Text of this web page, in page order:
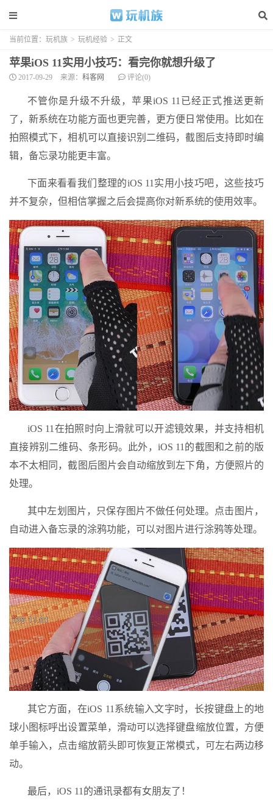
当前位置： 玩机族 > 玩机经验 > 正文
苹果iOS 11实用小技巧：看完你就想升级了
2017-09-29 来源： 科客网 评论(0)
不管你是升级不升级，苹果iOS 11已经正式推送更新
了，新系统在功能方面也更完善，更方便日常使用。比如在
拍照模式下，相机可以直接识别二维码，截图后支持即时编
辑，备忘录功能更丰富。
下面来看看我们整理的iOS 11实用小技巧吧，这些技巧
并不复杂，但相信掌握之后会提高你对新系统的使用效率。
iOS 11在拍照时向上滑就可以开滤镜效果，并支持相机
直接辨别二维码、条形码。此外，iOS 11的截图和之前的版
本不太相同，截图后图片会自动缩放到左下角，方便照片的
处理。
其中左划图片，只保存图片不做任何处理。点击图片，
自动进入备忘录的涂鸦功能，可以对图片进行涂鸦等处理。
其它方面，在iOS 11系统输入文字时，长按键盘上的地
球小图标呼出设置菜单，滑动可以选择键盘缩放位置，方便
单手输入，点击缩放箭头即可恢复正常模式，可左右两边移
动。
最后，iOS 11的通讯录都有女朋友了！